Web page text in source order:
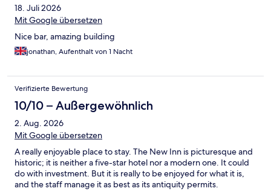
18. Juli 2026
Mit Google übersetzen
Nice bar, amazing building
jonathan, Aufenthalt von 1 Nacht
Verifizierte Bewertung
10/10 – Außergewöhnlich
2. Aug. 2026
Mit Google übersetzen
A really enjoyable place to stay. The New Inn is picturesque and
historic; it is neither a five-star hotel nor a modern one. It could
do with investment. But it is really to be enjoyed for what it is,
and the staff manage it as best as its antiquity permits.